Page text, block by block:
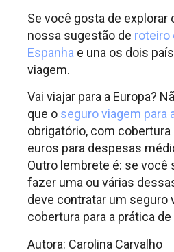
Se você gosta de explorar
nossa sugestão de roteiro
Espanha e una os dois
viagem.
Vai viajar para a Europa?
que o seguro viagem para
obrigatório, com cobertura
euros para despesas
Outro lembrete é: se você
fazer uma ou várias
deve contratar um seguro
cobertura para a prática
Autora: Carolina Carvalho